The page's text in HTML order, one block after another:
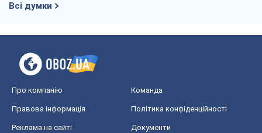
Всі думки
Про компанію Команда
Правова інформація Політика конфіденційності
Реклама на сайті Документи